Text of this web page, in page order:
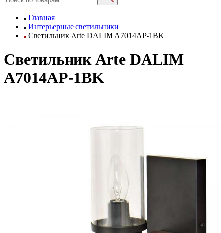
Главная
Интерьерные светильники
Светильник Arte DALIM A7014AP-1BK
Светильник Arte DALIM
A7014AP-1BK